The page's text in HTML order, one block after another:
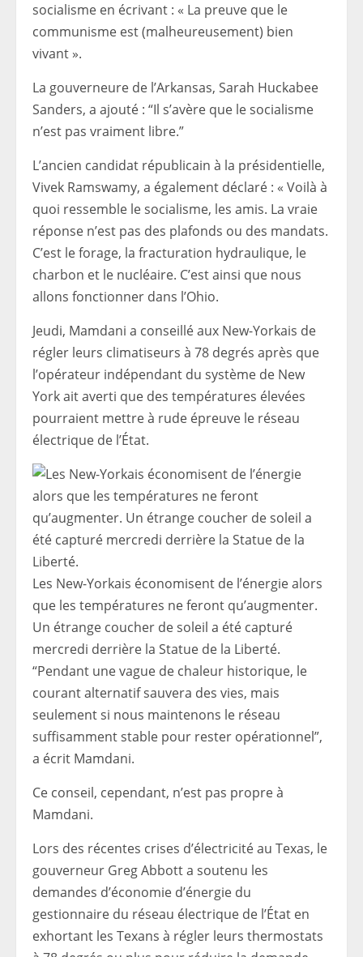
socialisme en écrivant : « La preuve que le
communisme est (malheureusement) bien
vivant ».
La gouverneure de l’Arkansas, Sarah Huckabee
Sanders, a ajouté : “Il s’avère que le socialisme
n’est pas vraiment libre.”
L’ancien candidat républicain à la présidentielle,
Vivek Ramswamy, a également déclaré : « Voilà à
quoi ressemble le socialisme, les amis. La vraie
réponse n’est pas des plafonds ou des mandats.
C’est le forage, la fracturation hydraulique, le
charbon et le nucléaire. C’est ainsi que nous
allons fonctionner dans l’Ohio.
Jeudi, Mamdani a conseillé aux New-Yorkais de
régler leurs climatiseurs à 78 degrés après que
l’opérateur indépendant du système de New
York ait averti que des températures élevées
pourraient mettre à rude épreuve le réseau
électrique de l’État.
Les New-Yorkais économisent de l’énergie alors
que les températures ne feront qu’augmenter.
Un étrange coucher de soleil a été capturé
mercredi derrière la Statue de la Liberté.
“Pendant une vague de chaleur historique, le
courant alternatif sauvera des vies, mais
seulement si nous maintenons le réseau
suffisamment stable pour rester opérationnel”,
a écrit Mamdani.
Ce conseil, cependant, n’est pas propre à
Mamdani.
Lors des récentes crises d’électricité au Texas, le
gouverneur Greg Abbott a soutenu les
demandes d’économie d’énergie du
gestionnaire du réseau électrique de l’État en
exhortant les Texans à régler leurs thermostats